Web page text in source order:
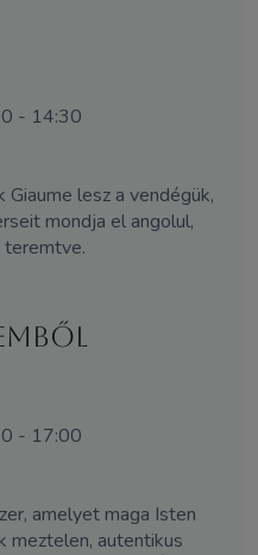
- 14:30
lesz a vendégük,
mondja el angolul,
teremtve.
- 17:00
amelyet maga Isten
meztelen, autentikus